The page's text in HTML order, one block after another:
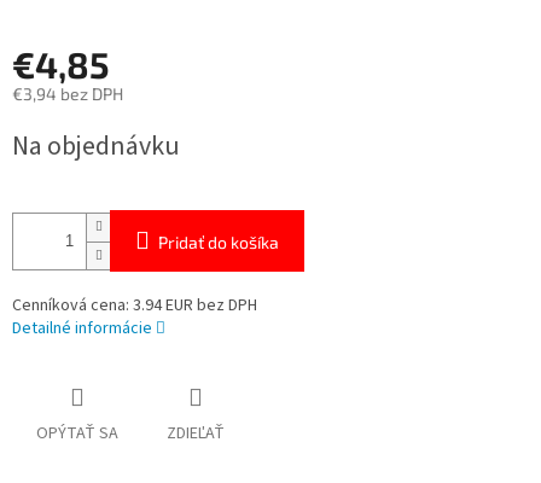
€4,85
€3,94 bez DPH
cena:
Na objednávku
Pridať do košíka
Cenníková cena: 3.94 EUR bez DPH
Detailné informácie
OPÝTAŤ SA ZDIEĽAŤ